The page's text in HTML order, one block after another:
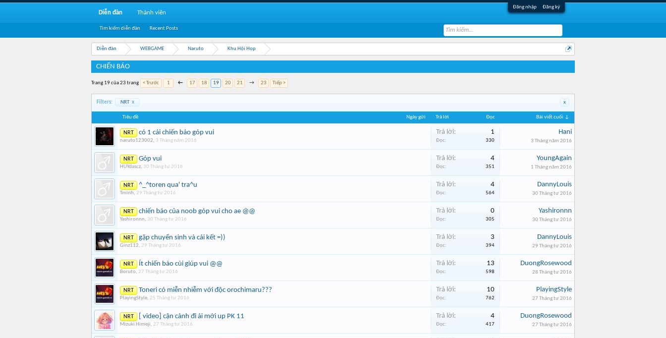
Đăng nhập Đăng ký
Diễn đàn WEBGAME Naruto Khu Hội Họp
CHIẾN BÁO
Trang 19 của 23 trang < Trước 1 ← 17 18 19 20 21 → 23 Tiếp >
Filters: NRT x x
Tiêu đề Ngày gửi Trả lời Đọc Bài viết cuối ↓
NRT có 1 cái chiến báo góp vui
naruto123002, 3 Tháng năm 2016
Trả lời: 1
Đọc: 330
Hani
3 Tháng năm 2016
NRT Góp vui
HUYdascz, 30 Tháng tư 2016
Trả lời: 4
Đọc: 351
YoungAgain
1 Tháng năm 2016
NRT ^_^toren qua' tra^u
Tminh, 29 Tháng tư 2016
Trả lời: 4
Đọc: 564
DannyLouis
30 Tháng tư 2016
NRT chiến báo của noob góp vui cho ae @@
Yashironnn, 30 Tháng tư 2016
Trả lời: 0
Đọc: 305
Yashironnn
30 Tháng tư 2016
NRT gặp chuyển sinh và cái kết =))
Ginz112, 29 Tháng tư 2016
Trả lời: 3
Đọc: 394
DannyLouis
29 Tháng tư 2016
NRT Ít chiến báo cùi giúp vui @@
Boruto, 27 Tháng tư 2016
Trả lời: 13
Đọc: 598
DuongRosewood
28 Tháng tư 2016
NRT Toneri có miễn nhiễm với độc orochimaru???
PlayingStyle, 25 Tháng tư 2016
Trả lời: 10
Đọc: 762
PlayingStyle
27 Tháng tư 2016
NRT [ video] cận cảnh đi ải mới up PK 11
Mizuki Himeji, 27 Tháng tư 2016
Trả lời: 4
Đọc: 417
DuongRosewood
27 Tháng tư 2016
Diễn đàn
Tìm kiếm diễn đàn Recent Posts
Thành viên